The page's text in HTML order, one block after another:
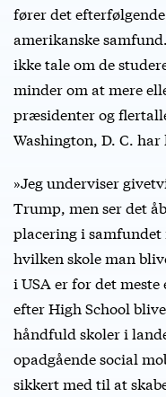
fører det
amerikanske
ikke tale om de
minder om at mere
præsidenter og
Washington, D. C.
»Jeg underviser
Trump, men ser det
placering i
hvilken skole man
i USA er for det
efter High School
håndfuld skoler i
opadgående social
sikkert med til at